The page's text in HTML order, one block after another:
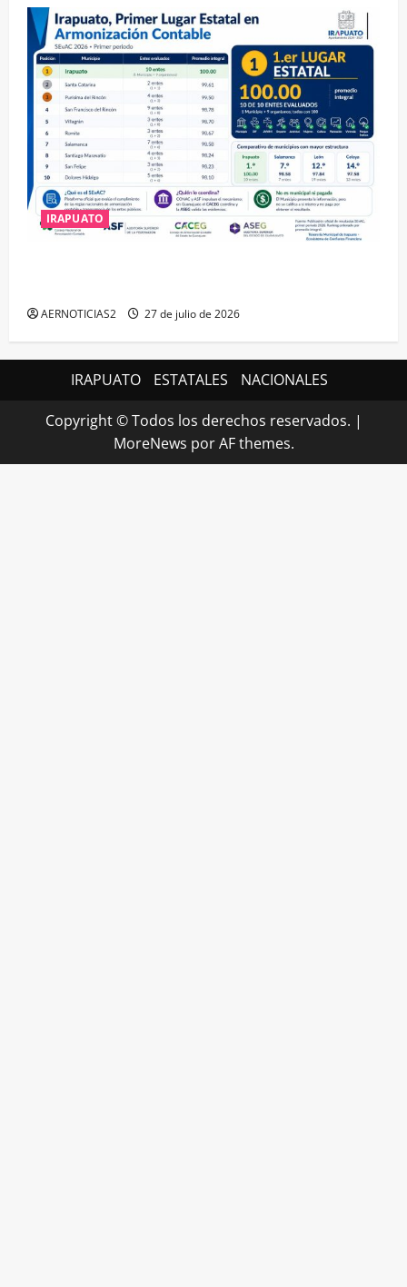
IRAPUATO
AERNOTICIAS2 27 de julio de 2026
IRAPUATO ESTATALES NACIONALES
Copyright © Todos los derechos reservados. |
MoreNews por AF themes.